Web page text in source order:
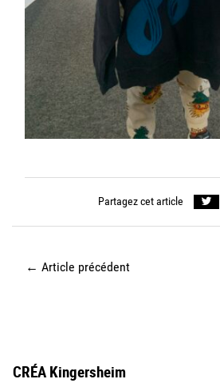
Partagez cet article
← Article précédent
CRÉA Kingersheim